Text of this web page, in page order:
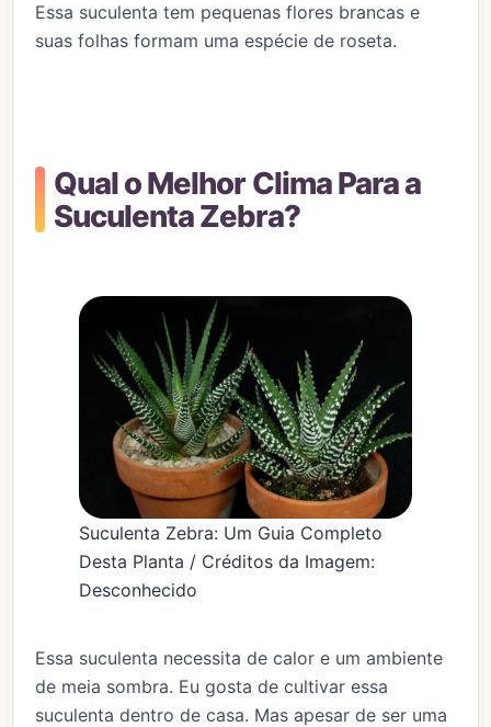
Essa suculenta tem pequenas flores brancas e
suas folhas formam uma espécie de roseta.
Qual o Melhor Clima Para a
Suculenta Zebra?
Suculenta Zebra: Um Guia Completo
Desta Planta / Créditos da Imagem:
Desconhecido
Essa suculenta necessita de calor e um ambiente
de meia sombra. Eu gosta de cultivar essa
suculenta dentro de casa. Mas apesar de ser uma